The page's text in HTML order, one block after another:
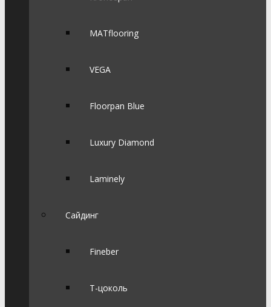
MATflooring
VEGA
Floorpan Blue
Luxury Diamond
Laminely
Сайдинг
Fineber
Т-цоколь